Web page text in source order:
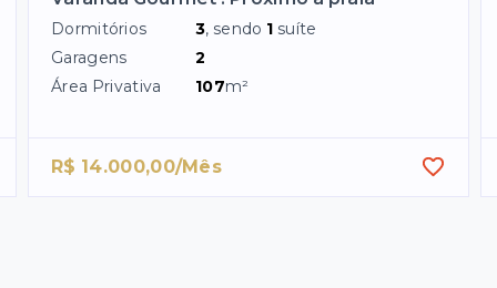
Dormitórios 3, sendo 1 suíte
Garagens
2
Área Privativa
107m²
R$ 14.000,00/Mês